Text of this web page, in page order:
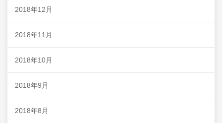
2018年12月
2018年11月
2018年10月
2018年9月
2018年8月